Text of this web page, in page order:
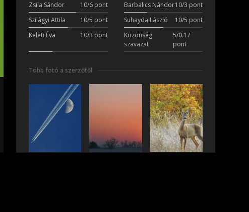
Zsila Sándor
10/6 pont Barbalics Nándor10/3 pont
Szilágyi Attila
10/5 pont Suhayda László
10/5 pont
Keleti Éva
10/3 pont
Közönség
szavazat
5/0.17
pont
Több fotó a szerzőtől